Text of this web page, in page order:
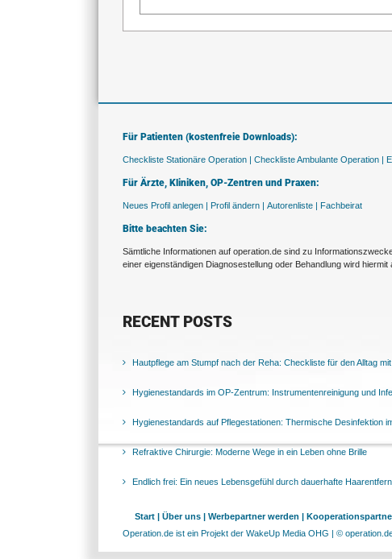
Für Patienten (kostenfreie Downloads):
Checkliste Stationäre Operation | Checkliste Ambulante Operation |
Für Ärzte, Kliniken, OP-Zentren und Praxen:
Neues Profil anlegen | Profil ändern | Autorenliste | Fachbeirat
Bitte beachten Sie:
Sämtliche Informationen auf operation.de sind zu
einer eigenständigen Diagnosestellung oder Behandlung wird
RECENT POSTS
Hautpflege am Stumpf nach der Reha: Checkliste für den Alltag
Hygienestandards im OP-Zentrum: Instrumentenreinigung und
Hygienestandards auf Pflegestationen: Thermische Desinfektion
Refraktive Chirurgie: Moderne Wege in ein Leben ohne Brille
Endlich frei: Ein neues Lebensgefühl durch dauerhafte
Start | Über uns | Werbepartner werden |
Operation.de ist ein Projekt der WakeUp Media OHG | ©